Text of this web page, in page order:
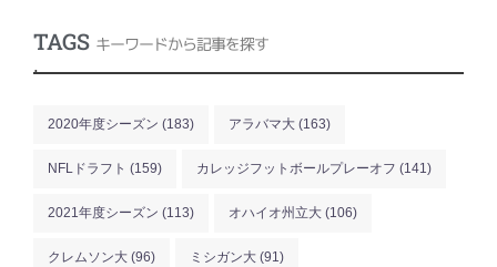
TAGS キーワードから記事を探す
.
2020年度シーズン (183) アラバマ大 (163)
NFLドラフト (159) カレッジフットボールプレーオフ (141)
2021年度シーズン (113) オハイオ州立大 (106)
クレムソン大 (96) ミシガン大 (91)